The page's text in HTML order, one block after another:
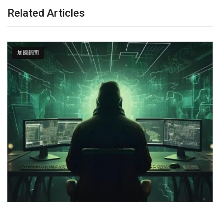
Related Articles
加國新聞